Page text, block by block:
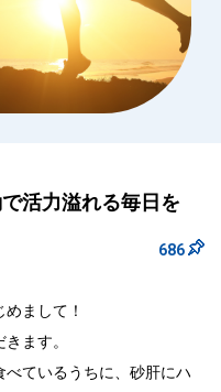
活力溢れる毎日を
686
まして！
ます。
ているうちに、砂肝にハ